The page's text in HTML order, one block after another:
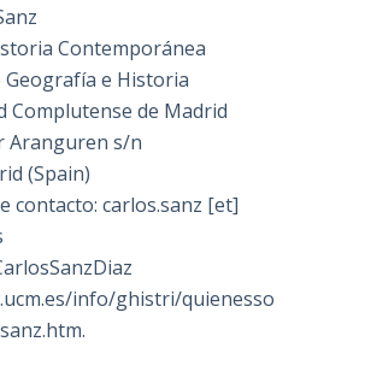
Contemporánea
Geografía e Historia
Complutense de Madrid
Aranguren s/n
(Spain)
contacto: carlos.sanz [et]
info/ghistri/quienesso